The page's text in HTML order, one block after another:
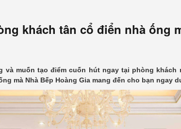
khách tân cổ điển nhà ống
và muốn tạo điểm cuốn hút ngay tại phòng
mà Nhà Bếp Hoàng Gia mang đến cho bạn ngay